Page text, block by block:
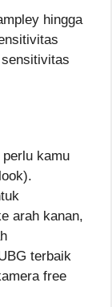
hingga
kamu
arah kanan,
terbaik
free